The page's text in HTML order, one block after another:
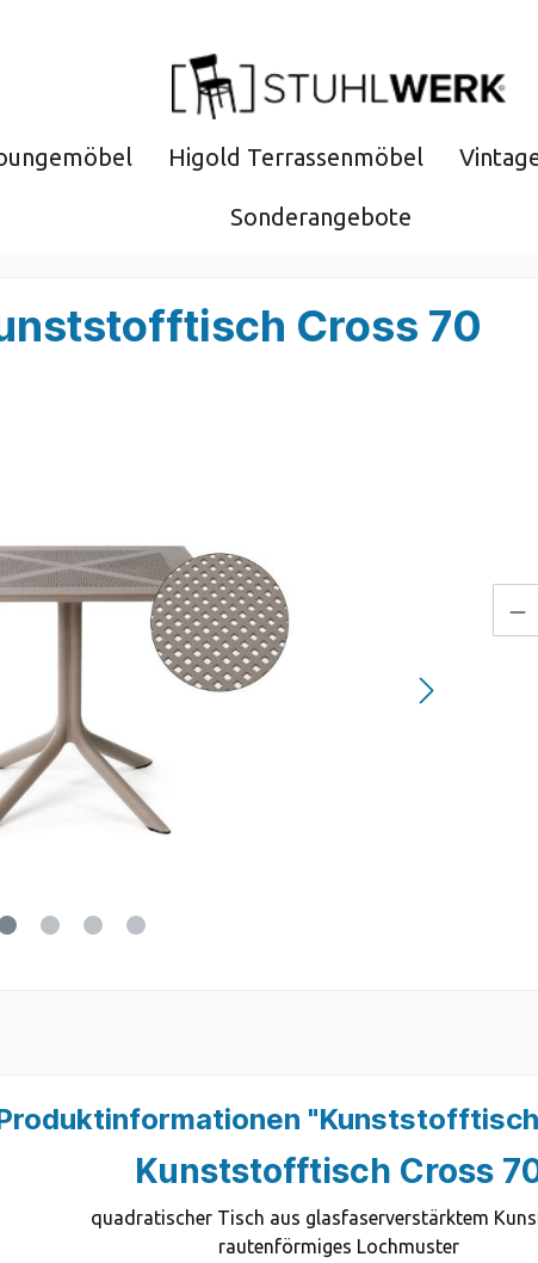
Higold Terrassenmöbel
Sonderangebote
Cross 70
Kunststofftisch Cross
quadratischer Tisch aus glasfaserverstärktem
rautenförmiges Lochmuster